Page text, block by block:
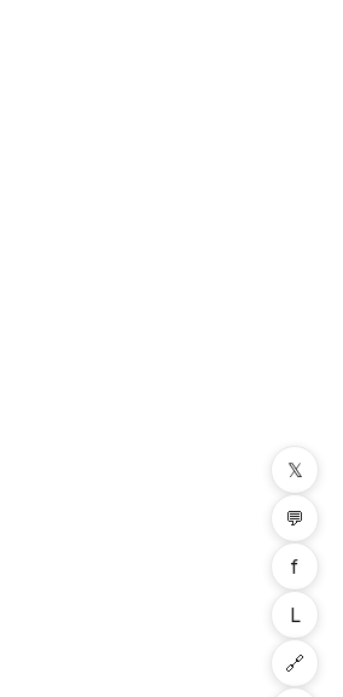
𝕏
💬
f
L
🔗